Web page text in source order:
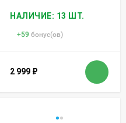
НАЛИЧИЕ: 13 ШТ.
+59 бонус(ов)
2 999 ₽